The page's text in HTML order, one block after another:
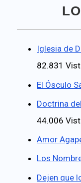
Iglesia de
82.831
El Ósculo
Doctrina
44.006
Amor
Los
Dejen que